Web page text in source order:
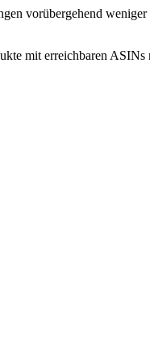
vorübergehend
mit erreichbaren ASINs